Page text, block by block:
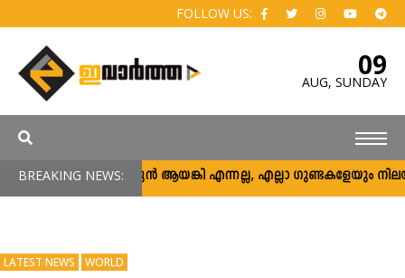
FOLLOW US:
09
AUG, SUNDAY
BREAKING NEWS:അര്‍ജുന്‍ ആയങ്കി എന്നല്ല, എല്ലാ ഗുണ്ടകളേയും നിലയ്ക്ക്
LATEST NEWS WORLD